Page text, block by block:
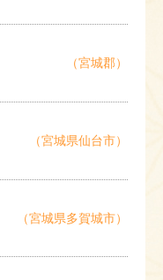
（宮城郡）
（宮城県仙台市）
（宮城県多賀城市）